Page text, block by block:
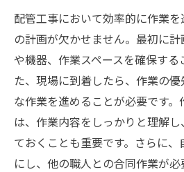
配管工事において効率的に作業
の計画が欠かせません。最初に
や機器、作業スペースを確保する
た、現場に到着したら、作業の
な作業を進めることが必要です
は、作業内容をしっかりと理解
ておくことも重要です。さらに
にし、他の職人との合同作業が